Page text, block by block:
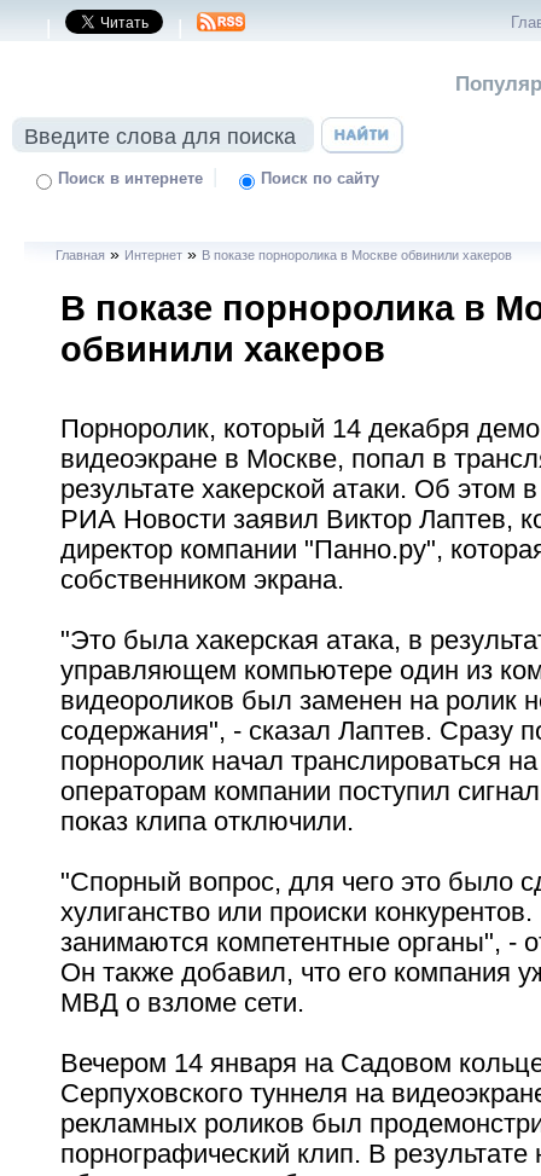
| |
Поиск в интернете | Поиск по сайту
Главная » Интернет » В показе порноролика в Москве обвинили хакеров
В показе порноролика в
обвинили хакеров
Порноролик, который 14 декабря
видеоэкране в Москве, попал в
результате хакерской атаки. Об этом
РИА Новости заявил Виктор Лаптев,
директор компании "Панно.ру",
собственником экрана.
"Это была хакерская атака, в
управляющем компьютере один из
видеороликов был заменен на ролик
содержания", - сказал Лаптев. Сразу
порноролик начал транслироваться
операторам компании поступил
показ клипа отключили.
"Спорный вопрос, для чего это было
хулиганство или происки
занимаются компетентные органы", -
Он также добавил, что его компания
МВД о взломе сети.
Вечером 14 января на Садовом
Серпуховского туннеля на
рекламных роликов был
порнографический клип. В результате